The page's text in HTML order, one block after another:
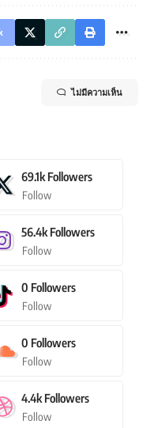
ไม่มีความเห็น
69.1k Followers
Follow
56.4k Followers
Follow
0 Followers
Follow
0 Followers
Follow
4.4k Followers
Follow